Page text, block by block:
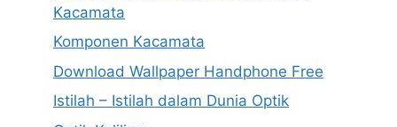
Kacamata
Komponen Kacamata
Download Wallpaper Handphone Free
Istilah – Istilah dalam Dunia Optik